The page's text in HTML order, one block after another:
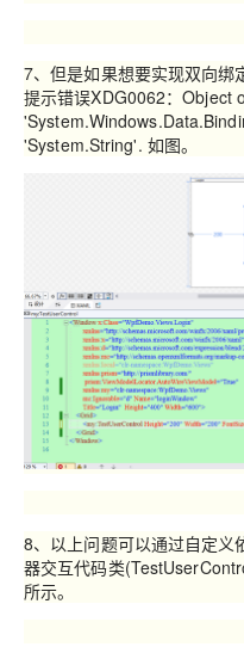
7、但是如果想要实现双向绑
提示错误XDG0062：Object
'System.String'. 如图。
8、以上问题可以通过自定义
器交互代码类
所示。